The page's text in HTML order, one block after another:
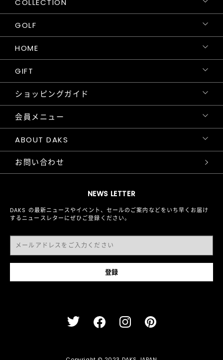
NEWS LETTER
DAKS の最新ニュースやイベント、セールのご案内などをいち早くお届け
するニュースレターにぜひご登録ください。
COLLECTION
GOLF
HOME
GIFT
ショッピングガイド
会員メニュー
ABOUT DAKS
お問い合わせ